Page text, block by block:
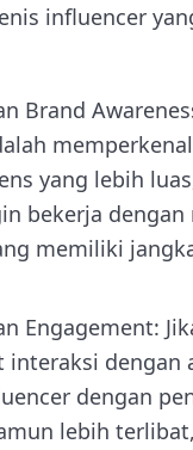
influencer
Brand
yang lebih
bekerja dengan
memiliki
Engagement:
interaksi dengan
dengan
lebih